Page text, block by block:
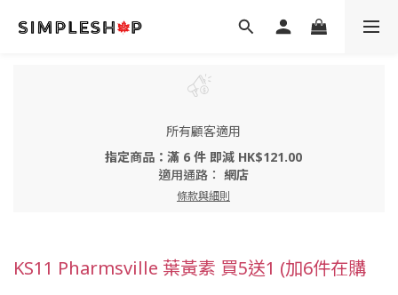
所有顧客適用
指定商品：滿 6 件 即減 HK$121.00
適用通路： 網店
條款與細則
KS11 Pharmsville 葉黃素 買5送1 (加6件在購